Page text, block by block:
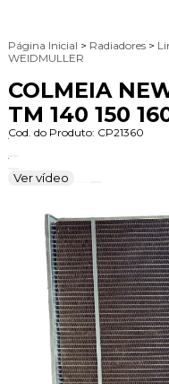
Página Inicial > Radiadores >
WEIDMULLER
COLMEIA
TM 140 150
Cod. do Produto: CP21360
Ver vídeo